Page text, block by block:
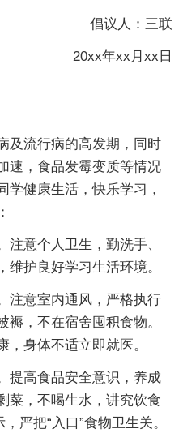
倡议人：三联
20xx年xx月xx日
及流行病的高发期，同时
速，食品发霉变质等情况
学健康生活，快乐学习，
注意个人卫生，勤洗手、
护良好学习生活环境。
注意室内通风，严格执行
，不在宿舍囤积食物。
，身体不适立即就医。
提高食品安全意识，养成
菜，不喝生水，讲究饮食
严把“入口”食物卫生关。